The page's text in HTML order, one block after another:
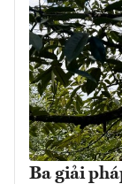
Ba giải